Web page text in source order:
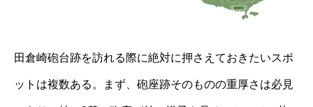
田倉崎砲台跡を訪れる際に絶対に押さえておきたいスポ
ットは複数ある。まず、砲座跡そのものの重厚さは必見